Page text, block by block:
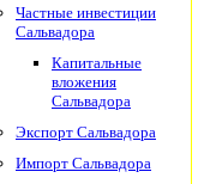
Частные инвестиции
Сальвадора
Капитальные
вложения
Сальвадора
Экспорт Сальвадора
Импорт Сальвадора